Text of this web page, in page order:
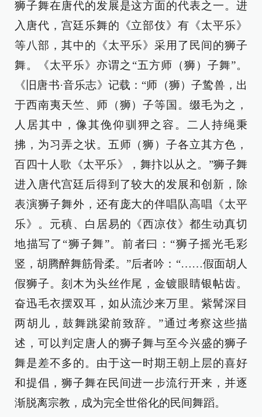
狮子舞在唐代的发展是这方面的代表之一。进
入唐代，宫廷乐舞的《立部伎》有《太平乐》
等八部，其中的《太平乐》采用了民间的狮子
舞。《太平乐》亦谓之“五方师（狮）子舞”。
《旧唐书·音乐志》记载：“师（狮）子鸷兽，出
于西南夷天竺、师（狮）子等国。缀毛为之，
人居其中，像其俛仰驯狎之容。二人持绳秉
拂，为习弄之状。五师（狮）子各立其方色，
百四十人歌《太平乐》，舞抃以从之。”狮子舞
进入唐代宫廷后得到了较大的发展和创新，除
表演狮子舞外，还有庞大的伴唱队高唱《太平
乐》。元稹、白居易的《西凉伎》都生动真切
地描写了“狮子舞”。前者曰：“狮子摇光毛彩
竖，胡腾醉舞筋骨柔。”后者吟：“……假面胡人
假狮子。刻木为头丝作尾，金镀眼睛银帖齿。
奋迅毛衣摆双耳，如从流沙来万里。紫髯深目
两胡儿，鼓舞跳梁前致辞。”通过考察这些描
述，可以判定唐人的狮子舞与至今兴盛的狮子
舞是差不多的。由于这一时期王朝上层的喜好
和提倡，狮子舞在民间进一步流行开来，并逐
渐脱离宗教，成为完全世俗化的民间舞蹈。